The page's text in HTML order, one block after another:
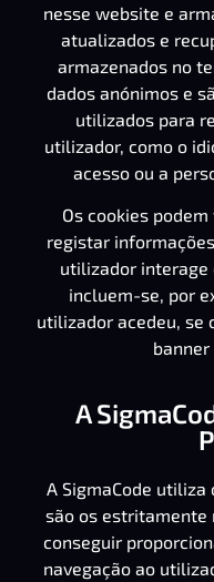
nesse website e
atualizados e
armazenados no
dados anónimos e
utilizados para
utilizador, como o
acesso ou a
Os cookies
registar
utilizador interage
incluem-se, por
utilizador acedeu, se
A
A SigmaCode
são os estritamente
conseguir
navegação ao